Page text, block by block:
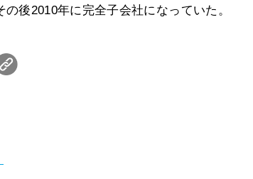
後2010年に完全子会社になっていた。